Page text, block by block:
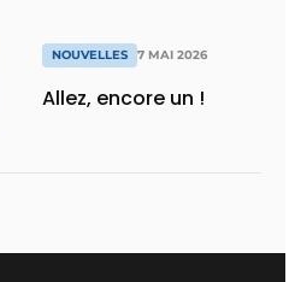
NOUVELLES 7 MAI 2026
Allez, encore un !